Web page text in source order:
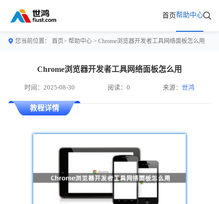
首页帮助中心
您当前位置： 首页> 帮助中心 > Chrome浏览器开发者工具网络面板怎么用
Chrome浏览器开发者工具网络面板怎么用
时间：2025-08-30 阅读：0 来源：世鸿
教程详情